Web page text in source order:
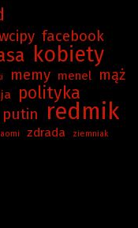
facebook
kobiety
memy menel mąż
polityka
putin redmik
zdrada
ziemniak